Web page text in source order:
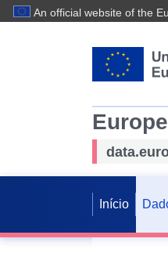
An official website of the
Início